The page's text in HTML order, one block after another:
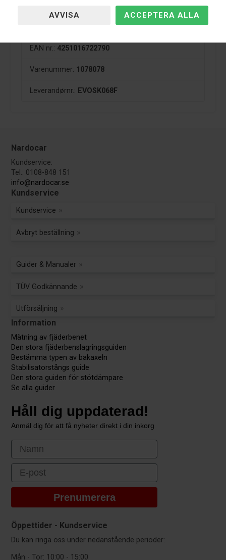
Det är en 2-års garanti på alla TA-Technix sänkningssats
EAN nr.: 4251016722790
Varenummer: 1078078
Leverandørnr.: EVOSK068F
Nardocar
Kundservice:
Tel.: 0108-848 151
info@nardocar.se
Kundservice
Kundservice
Avbryt beställning
Guider & Manualer
TÜV Godkännande
Utförsäljning
Information
Mätning av fjäderbenet
Den stora fjäderbenslagringsguiden
Bestämma typen av bakaxeln
Stabilisatorstångs guide
Den stora guiden för stötdämpare
Se alla guider
Håll dig uppdaterad!
Anmäl dig för att få nyheter direkt i din inkorg
First Name
Email
Prenumerera
Öppettider - Kundservice
Du kan ringa oss under nedanstående perioder:
Mån - Tor: 10:00 - 15:00